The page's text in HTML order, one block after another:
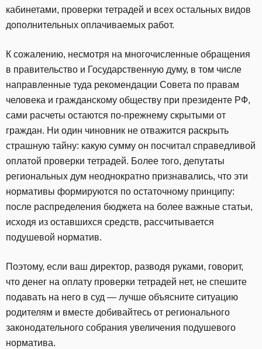
кабинетами, проверки тетрадей и всех остальных видов
дополнительных оплачиваемых работ.
К сожалению, несмотря на многочисленные обращения
в правительство и Государственную думу, в том числе
направленные туда рекомендации Совета по правам
человека и гражданскому обществу при президенте РФ,
сами расчеты остаются по-прежнему скрытыми от
граждан. Ни один чиновник не отважится раскрыть
страшную тайну: какую сумму он посчитал справедливой
оплатой проверки тетрадей. Более того, депутаты
региональных дум неоднократно признавались, что эти
нормативы формируются по остаточному принципу:
после распределения бюджета на более важные статьи,
исходя из оставшихся средств, рассчитывается
подушевой норматив.
Поэтому, если ваш директор, разводя руками, говорит,
что денег на оплату проверки тетрадей нет, не спешите
подавать на него в суд — лучше объясните ситуацию
родителям и вместе добивайтесь от регионального
законодательного собрания увеличения подушевого
норматива.